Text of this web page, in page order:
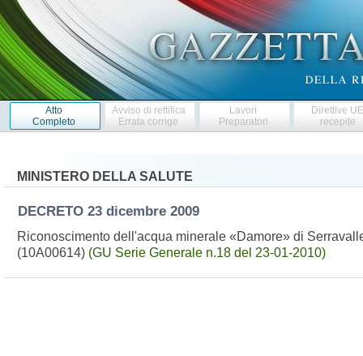
Atto
Completo
Avviso di rettifica
Errata corrige
Lavori
Preparatori
Direttive
recepite
MINISTERO DELLA SALUTE
DECRETO 23 dicembre 2009
Riconoscimento dell'acqua minerale «Damore» di
(10A00614) (GU Serie Generale n.18 del 23-01-2010)